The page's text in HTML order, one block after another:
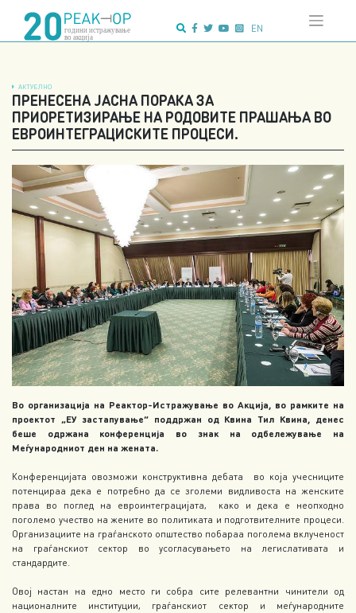
content
EN
АКТУЕЛНО
ПРЕНЕСЕНА ЈАСНА ПОРАКА ЗА
ПРИОРЕТИЗИРАЊЕ НА РОДОВИТЕ ПРАШАЊА ВО
ЕВРОИНТЕГРАЦИСКИТЕ ПРОЦЕСИ.
Во организација на Реактор-Истражување во Акција, во рамките на
проектот „ЕУ застапување“ поддржан од Квина Тил Квина, денес
беше одржана конференција во знак на одбележување на
Меѓународниот ден на жената.
Конференцијата овозможи конструктивна дебата во која учесниците
потенцираа дека е потребно да се зголеми видливоста на женските
права во поглед на евроинтеграцијата, како и дека е неопходно
поголемо учество на жените во политиката и подготвителните процеси.
Организациите на граѓанското општество побараа поголема вклученост
на граѓанскиот сектор во усогласувањето на легислативата и
стандардите.
Овој настан на едно место ги собра сите релевантни чинители од
националните институции, граѓанскиот сектор и меѓународните